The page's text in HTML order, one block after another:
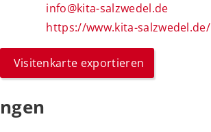
info@kita-salzwedel.de
https://www.kita-salzwedel.de/
Visitenkarte exportieren